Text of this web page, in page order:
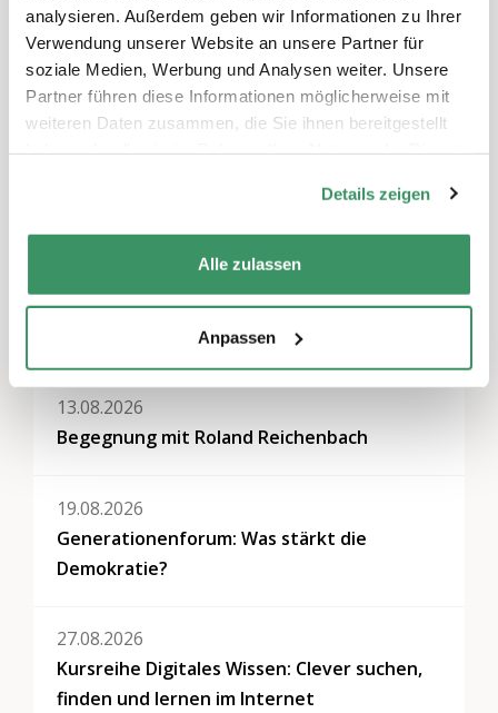
analysieren. Außerdem geben wir Informationen zu Ihrer
Verwendung unserer Website an unsere Partner für
soziale Medien, Werbung und Analysen weiter. Unsere
Partner führen diese Informationen möglicherweise mit
weiteren Daten zusammen, die Sie ihnen bereitgestellt
Details zeigen
Alle zulassen
Anpassen
Themen
Generationen-Politik & -Dialog,Kommunikation &
Medien
Weitere Veranstaltungen
13.08.2026
Begegnung mit Roland Reichenbach
19.08.2026
Generationenforum: Was stärkt die
Demokratie?
27.08.2026
Kursreihe Digitales Wissen: Clever suchen,
finden und lernen im Internet